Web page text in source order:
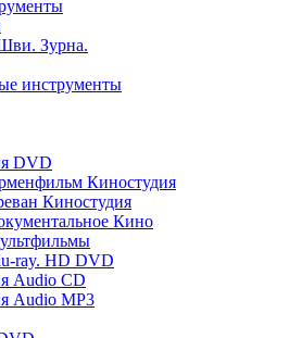
Зурна.
инструменты
DVD
Киностудия
Киностудия
Кино
ray. HD DVD
Audio CD
Audio MP3